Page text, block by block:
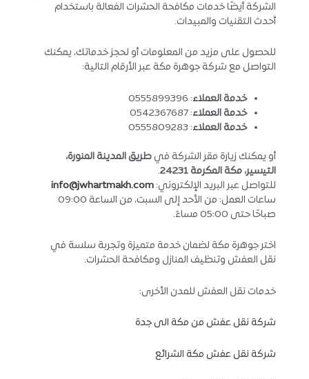
الشركة أيضًا خدمات مكافحة الحشرات الفعالة باستخدام
أحدث التقنيات والمبيدات.
للحصول على مزيد من المعلومات أو لحجز خدماتك، يمكنك
التواصل مع شركة جوهرة مكة عبر الأرقام التالية:
خدمة العملاء: 0555899396
خدمة العملاء: 0542367687
خدمة العملاء: 0555809283
أو يمكنك زيارة مقر الشركة في طريق المدينة المنورة،
التيسير، مكة المكرمة 24231
.
للتواصل عبر البريد الإلكتروني:info@jwhartmakh.com
ساعات العمل: من الأحد إلى السبت، من الساعة 09:00
صباحًا حتى 05:00 مساءً.
اختر جوهرة مكة لضمان خدمة متميزة وتجربة سلسة في
نقل العفش وتنظيف المنازل ومكافحة الحشرات.
خدمات نقل العفش للمدن الأخرى:
شركة نقل عفش من مكة الى جدة
شركة نقل عفش مكة الشرائع